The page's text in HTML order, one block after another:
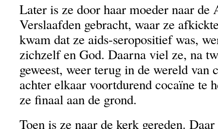
Later is ze door haar moeder naar de
Verslaafden gebracht, waar ze
kwam dat ze aids-seropositief was,
zichzelf en God. Daarna viel ze, na
geweest, weer terug in de wereld van
achter elkaar voortdurend cocaïne te
ze finaal aan de grond.
Toen is ze naar de kerk gereden.